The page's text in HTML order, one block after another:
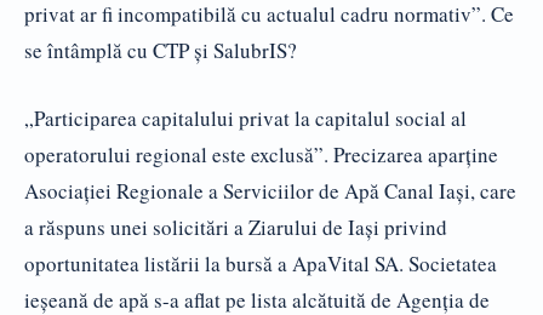
privat ar fi incompatibilă cu actualul cadru normativ”. Ce
se întâmplă cu CTP și SalubrIS?
„Participarea capitalului privat la capitalul social al
operatorului regional este exclusă”. Precizarea aparține
Asociației Regionale a Serviciilor de Apă Canal Iași, care
a răspuns unei solicitări a Ziarului de Iași privind
oportunitatea listării la bursă a ApaVital SA. Societatea
ieșeană de apă s-a aflat pe lista alcătuită de Agenția de